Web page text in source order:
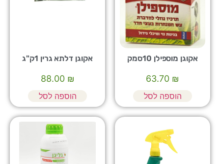
אקוגן מוספילן 10סמק
₪
הוספה לסל
אקוגן דלתא גרין 1ק"ג
₪
88.00
הוספה לסל